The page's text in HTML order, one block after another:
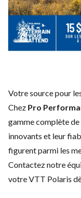
Votre source pour
Chez Pro
gamme complète de
innovants et leur
figurent parmi les
Contactez notre
votre VTT Polaris